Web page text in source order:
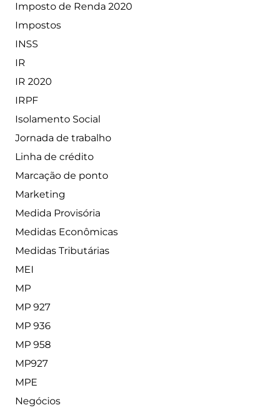
Imposto de Renda 2020
Impostos
INSS
IR
IR 2020
IRPF
Isolamento Social
Jornada de trabalho
Linha de crédito
Marcação de ponto
Marketing
Medida Provisória
Medidas Econômicas
Medidas Tributárias
MEI
MP
MP 927
MP 936
MP 958
MP927
MPE
Negócios